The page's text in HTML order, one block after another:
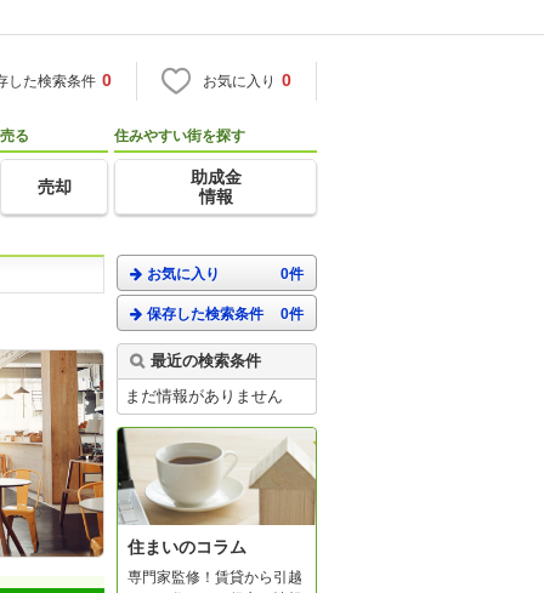
した検索条件 0 お気に入り 0
売る
売却
住みやすい街を探す
助成金
情報
お気に入り 0件
保存した検索条件 0件
最近の検索条件
まだ情報がありません
住まいのコラム
専門家監修！賃貸から引越